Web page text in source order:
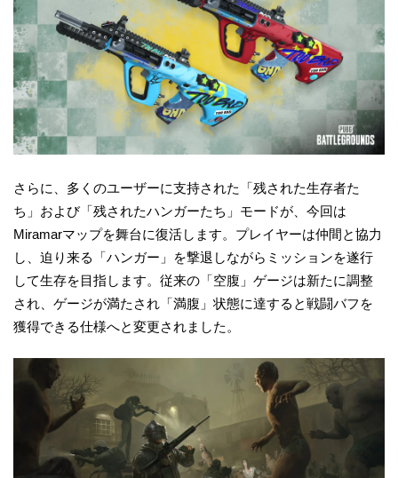
さらに、多くのユーザーに支持された「残された生存者た
ち」および「残されたハンガーたち」モードが、今回は
Miramarマップを舞台に復活します。プレイヤーは仲間と協力
し、迫り来る「ハンガー」を撃退しながらミッションを遂行
して生存を目指します。従来の「空腹」ゲージは新たに調整
され、ゲージが満たされ「満腹」状態に達すると戦闘バフを
獲得できる仕様へと変更されました。